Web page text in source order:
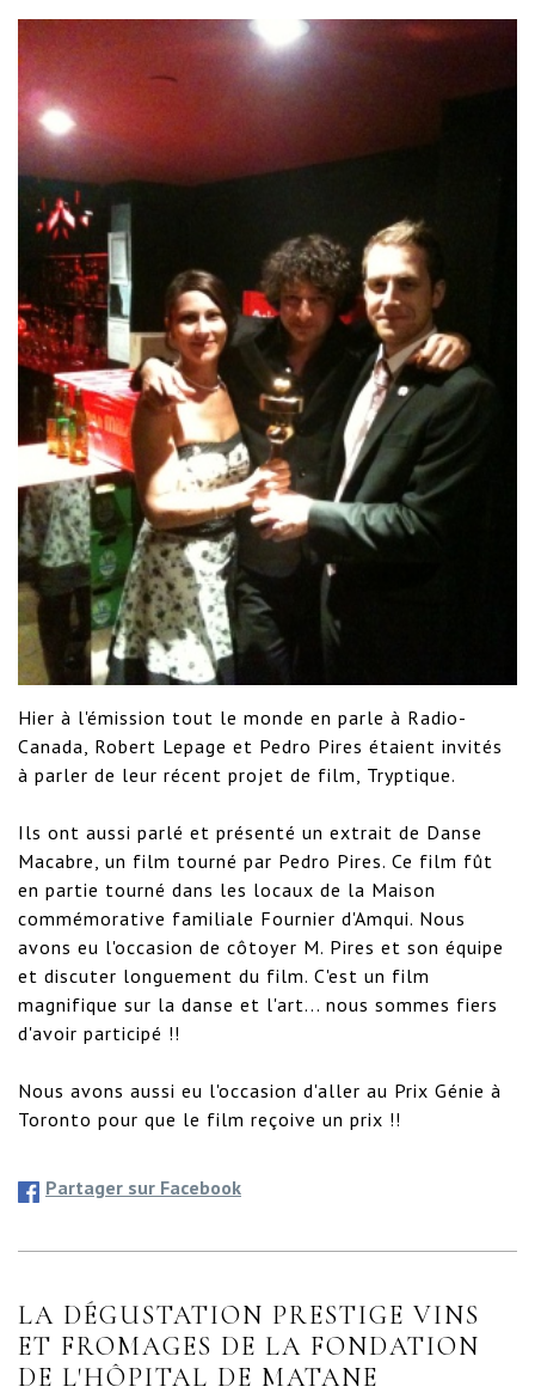
Hier à l'émission tout le monde en parle à Radio-
Canada, Robert Lepage et Pedro Pires étaient invités
à parler de leur récent projet de film, Tryptique.
Ils ont aussi parlé et présenté un extrait de Danse
Macabre, un film tourné par Pedro Pires. Ce film fût
en partie tourné dans les locaux de la Maison
commémorative familiale Fournier d'Amqui. Nous
avons eu l'occasion de côtoyer M. Pires et son équipe
et discuter longuement du film. C'est un film
magnifique sur la danse et l'art... nous sommes fiers
d'avoir participé !!
Nous avons aussi eu l'occasion d'aller au Prix Génie à
Toronto pour que le film reçoive un prix !!
Partager sur Facebook
LA DÉGUSTATION PRESTIGE VINS
ET FROMAGES DE LA FONDATION
DE L'HÔPITAL DE MATANE